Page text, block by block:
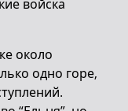
войска
около
одно горе,